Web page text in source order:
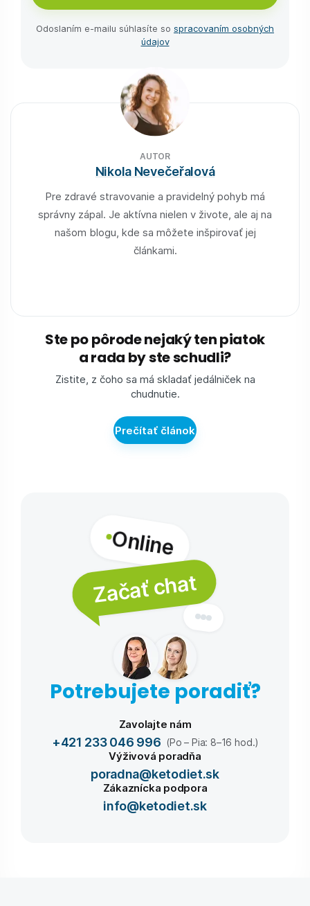
Odoslaním e-⁠mailu súhlasíte so spracovaním osobných
údajov
AUTOR
Nikola Nevečeřalová
Pre zdravé stravovanie a pravidelný pohyb má
správny zápal. Je aktívna nielen v živote, ale aj na
našom blogu, kde sa môžete inšpirovať jej
článkami.
Ste po pôrode nejaký ten piatok
a rada by ste schudli?
Zistite, z čoho sa má skladať jedálniček na
chudnutie.
Prečítať článok
Online
Začať chat
Potrebujete poradiť?
Zavolajte nám
+421 233 046 996 (Po – Pia: 8–16 hod.)
Výživová poradňa
poradna@ketodiet.sk
Zákaznícka podpora
info@ketodiet.sk